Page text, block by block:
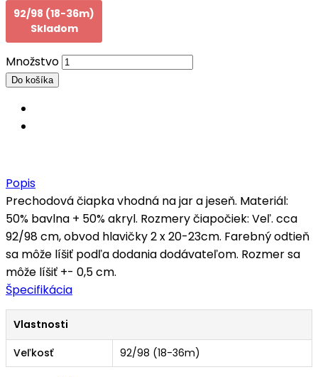
92/98 (18-36m)
Skladom
Množstvo
Popis
Prechodová čiapka vhodná na jar a jeseň. Materiál:
50% bavlna + 50% akryl. Rozmery čiapočiek: Veľ. cca
92/98 cm, obvod hlavičky 2 x 20-23cm. Farebný odtieň
sa môže líšiť podľa dodania dodávateľom. Rozmer sa
môže líšiť +- 0,5 cm.
Špecifikácia
Vlastnosti
Veľkosť
92/98 (18-36m)